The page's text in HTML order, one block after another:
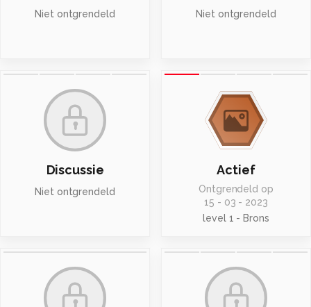
Niet ontgrendeld Niet ontgrendeld
Discussie
Niet ontgrendeld
Actief
Ontgrendeld op
15 - 03 - 2023
level 1 - Brons